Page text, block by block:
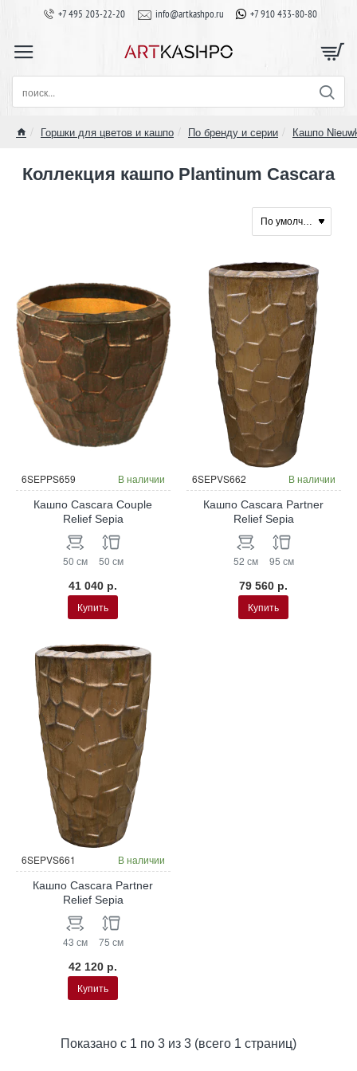
+7 495 203-22-20 info@artkashpo.ru +7 910 433-80-80
поиск...
Горшки для цветов и кашпо По бренду и серии Кашпо
Коллекция кашпо Plantinum Cascara
6SEPPS659 В наличии
Кашпо Cascara Couple
Relief Sepia
50 см 50 см
41 040 р.
Купить
6SEPVS662 В наличии
Кашпо Cascara Partner
Relief Sepia
52 см 95 см
79 560 р.
Купить
6SEPVS661 В наличии
Кашпо Cascara Partner
Relief Sepia
43 см 75 см
42 120 р.
Купить
Показано с 1 по 3 из 3 (всего 1 страниц)